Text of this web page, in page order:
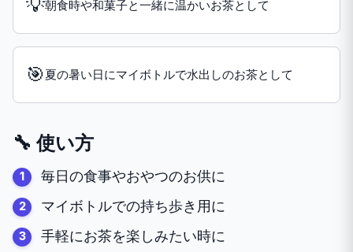
💡朝食時や和菓子と一緒に温かいお茶として
🎯 夏の暑い日にマイボトルで水出しのお茶として
🔧 使い方
毎日の食事やおやつのお供に
マイボトルでの持ち歩き用に
手軽にお茶を楽しみたい時に